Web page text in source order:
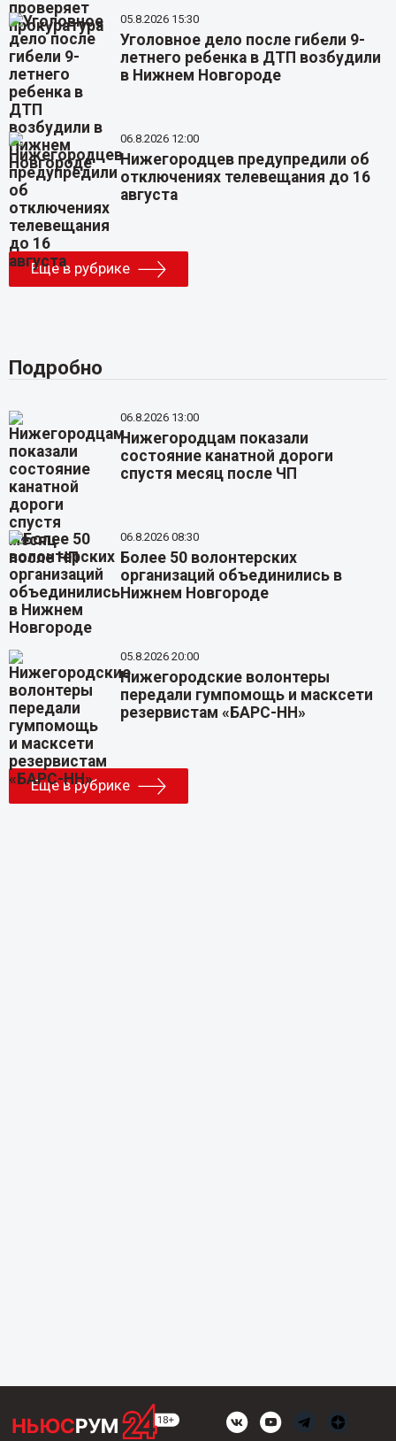
05.8.2026 15:30
Уголовное дело после гибели 9-
летнего ребенка в ДТП возбудили
в Нижнем Новгороде
06.8.2026 12:00
Нижегородцев предупредили об
отключениях телевещания до 16
августа
Еще в рубрике
Подробно
06.8.2026 13:00
Нижегородцам показали
состояние канатной дороги
спустя месяц после ЧП
06.8.2026 08:30
Более 50 волонтерских
организаций объединились в
Нижнем Новгороде
05.8.2026 20:00
Нижегородские волонтеры
передали гумпомощь и масксети
резервистам «БАРС-НН»
Еще в рубрике